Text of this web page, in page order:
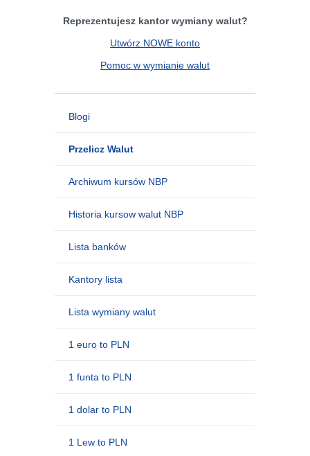
Reprezentujesz kantor wymiany walut?
Utwórz NOWE konto
Pomoc w wymianie walut
Blogi
Przelicz Walut
Archiwum kursów NBP
Historia kursow walut NBP
Lista banków
Kantory lista
Lista wymiany walut
1 euro to PLN
1 funta to PLN
1 dolar to PLN
1 Lew to PLN